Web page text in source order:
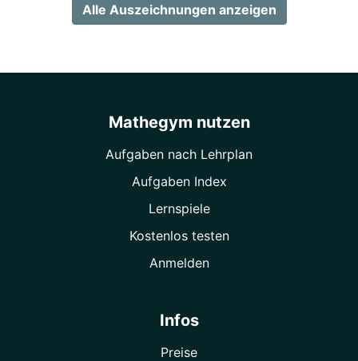
Alle Auszeichnungen anzeigen
Mathegym nutzen
Aufgaben nach Lehrplan
Aufgaben Index
Lernspiele
Kostenlos testen
Anmelden
Infos
Preise